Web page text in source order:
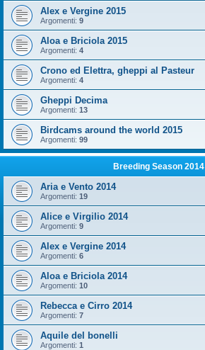
Alex e Vergine 2015
Argomenti: 9
Aloa e Briciola 2015
Argomenti: 4
Crono ed Elettra, gheppi al Pasteur
Argomenti: 4
Gheppi Decima
Argomenti: 13
Birdcams around the world 2015
Argomenti: 99
Breeding Season 2014
Aria e Vento 2014
Argomenti: 19
Alice e Virgilio 2014
Argomenti: 9
Alex e Vergine 2014
Argomenti: 6
Aloa e Briciola 2014
Argomenti: 10
Rebecca e Cirro 2014
Argomenti: 7
Aquile del bonelli
Argomenti: 1